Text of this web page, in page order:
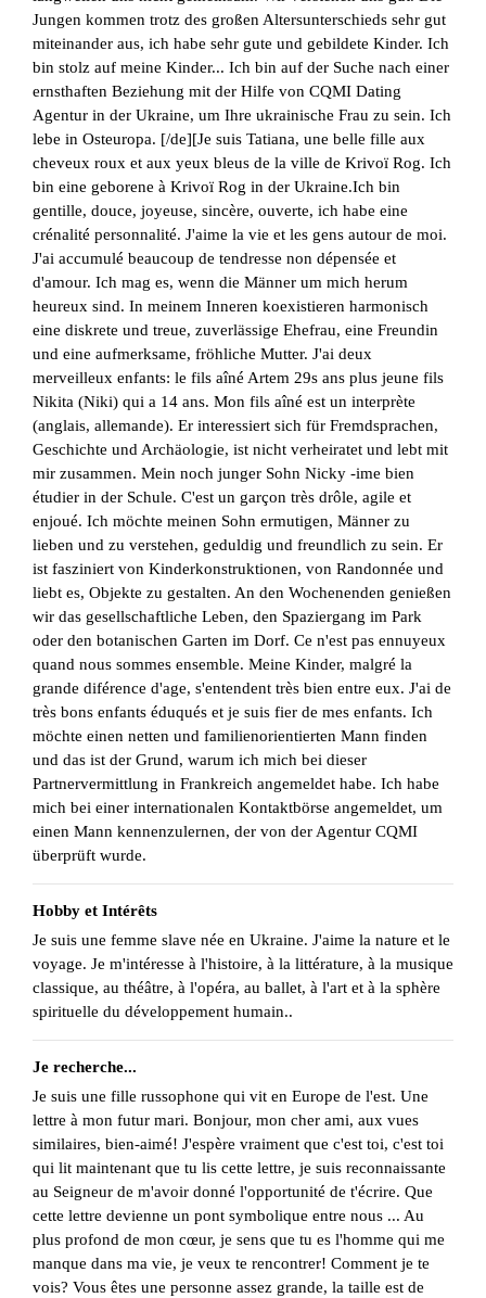
Jungen kommen trotz des großen Altersunterschieds sehr gut
miteinander aus, ich habe sehr gute und gebildete Kinder. Ich
bin stolz auf meine Kinder... Ich bin auf der Suche nach einer
ernsthaften Beziehung mit der Hilfe von CQMI Dating
Agentur in der Ukraine, um Ihre ukrainische Frau zu sein. Ich
lebe in Osteuropa. [/de][Je suis Tatiana, une belle fille aux
cheveux roux et aux yeux bleus de la ville de Krivoï Rog. Ich
bin eine geborene à Krivoï Rog in der Ukraine.Ich bin
gentille, douce, joyeuse, sincère, ouverte, ich habe eine
crénalité personnalité. J'aime la vie et les gens autour de moi.
J'ai accumulé beaucoup de tendresse non dépensée et
d'amour. Ich mag es, wenn die Männer um mich herum
heureux sind. In meinem Inneren koexistieren harmonisch
eine diskrete und treue, zuverlässige Ehefrau, eine Freundin
und eine aufmerksame, fröhliche Mutter. J'ai deux
merveilleux enfants: le fils aîné Artem 29s ans plus jeune fils
Nikita (Niki) qui a 14 ans. Mon fils aîné est un interprète
(anglais, allemande). Er interessiert sich für Fremdsprachen,
Geschichte und Archäologie, ist nicht verheiratet und lebt mit
mir zusammen. Mein noch junger Sohn Nicky -ime bien
étudier in der Schule. C'est un garçon très drôle, agile et
enjoué. Ich möchte meinen Sohn ermutigen, Männer zu
lieben und zu verstehen, geduldig und freundlich zu sein. Er
ist fasziniert von Kinderkonstruktionen, von Randonnée und
liebt es, Objekte zu gestalten. An den Wochenenden genießen
wir das gesellschaftliche Leben, den Spaziergang im Park
oder den botanischen Garten im Dorf. Ce n'est pas ennuyeux
quand nous sommes ensemble. Meine Kinder, malgré la
grande diférence d'age, s'entendent très bien entre eux. J'ai de
très bons enfants éduqués et je suis fier de mes enfants. Ich
möchte einen netten und familienorientierten Mann finden
und das ist der Grund, warum ich mich bei dieser
Partnervermittlung in Frankreich angemeldet habe. Ich habe
mich bei einer internationalen Kontaktbörse angemeldet, um
einen Mann kennenzulernen, der von der Agentur CQMI
überprüft wurde.
Hobby et Intérêts
Je suis une femme slave née en Ukraine. J'aime la nature et le
voyage. Je m'intéresse à l'histoire, à la littérature, à la musique
classique, au théâtre, à l'opéra, au ballet, à l'art et à la sphère
spirituelle du développement humain..
Je recherche...
Je suis une fille russophone qui vit en Europe de l'est. Une
lettre à mon futur mari. Bonjour, mon cher ami, aux vues
similaires, bien-aimé! J'espère vraiment que c'est toi, c'est toi
qui lit maintenant que tu lis cette lettre, je suis reconnaissante
au Seigneur de m'avoir donné l'opportunité de t'écrire. Que
cette lettre devienne un pont symbolique entre nous ... Au
plus profond de mon cœur, je sens que tu es l'homme qui me
manque dans ma vie, je veux te rencontrer! Comment je te
vois? Vous êtes une personne assez grande, la taille est de